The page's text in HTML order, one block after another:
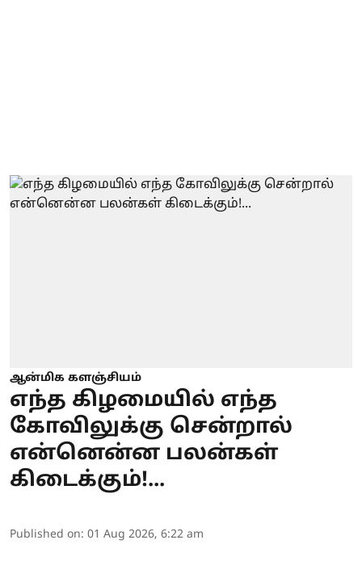
ஆன்மிக களஞ்சியம்
எந்த கிழமையில் எந்த
கோவிலுக்கு சென்றால்
என்னென்ன பலன்கள்
கிடைக்கும்!...
Published on: 01 Aug 2026, 6:22 am